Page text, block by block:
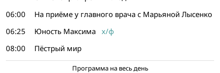
06:00
На приёме у главного врача с Марьяной Лысенко
06:25
Юность Максима х/ф
08:00
Пёстрый мир
Программа на весь день